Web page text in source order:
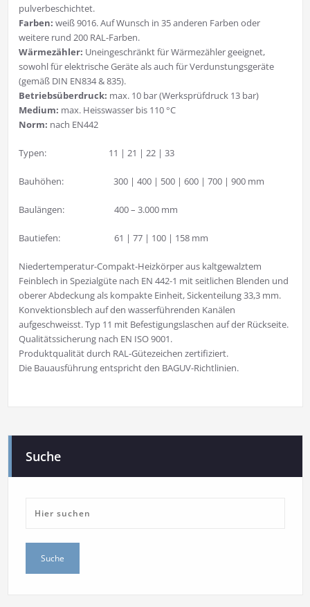
pulverbeschichtet.
Farben: weiß 9016. Auf Wunsch in 35 anderen Farben oder
weitere rund 200 RAL-Farben.
Wärmezähler: Uneingeschränkt für Wärmezähler geeignet,
sowohl für elektrische Geräte als auch für Verdunstungsgeräte
(gemäß DIN EN834 & 835).
Betriebsüberdruck: max. 10 bar (Werksprüfdruck 13 bar)
Medium: max. Heisswasser bis 110 °C
Norm: nach EN442
Typen: 11 | 21 | 22 | 33
Bauhöhen: 300 | 400 | 500 | 600 | 700 | 900 mm
Baulängen: 400 – 3.000 mm
Bautiefen: 61 | 77 | 100 | 158 mm
Niedertemperatur-Compakt-Heizkörper aus kaltgewalztem
Feinblech in Spezialgüte nach EN 442-1 mit seitlichen Blenden und
oberer Abdeckung als kompakte Einheit, Sickenteilung 33,3 mm.
Konvektionsblech auf den wasserführenden Kanälen
aufgeschweisst. Typ 11 mit Befestigungslaschen auf der Rückseite.
Qualitätssicherung nach EN ISO 9001.
Produktqualität durch RAL-Gütezeichen zertifiziert.
Die Bauausführung entspricht den BAGUV-Richtlinien.
Suche